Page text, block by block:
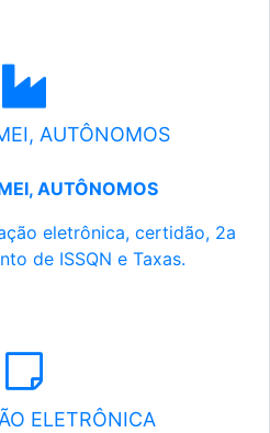
AUTÔNOMOS
AUTÔNOMOS
eletrônica, certidão, 2a
de ISSQN e Taxas.
ELETRÔNICA